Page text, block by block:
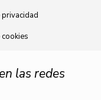
las redes